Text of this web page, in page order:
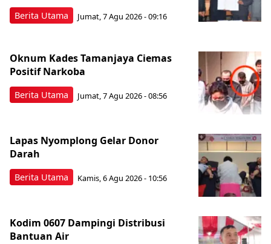
Berita Utama Jumat, 7 Agu 2026 - 09:16
Berita Utama
Oknum Kades Tamanjaya Ciemas
Positif Narkoba
Jumat, 7 Agu 2026 - 08:56
Berita Utama
Lapas Nyomplong Gelar Donor
Darah
Kamis, 6 Agu 2026 - 10:56
Kodim 0607 Dampingi Distribusi
Bantuan Air